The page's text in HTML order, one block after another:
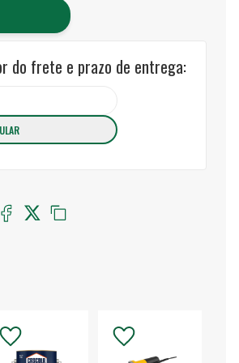
do frete e prazo de entrega: